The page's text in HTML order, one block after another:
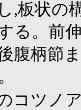
,板状の
る。前
腹柄節
コツノ